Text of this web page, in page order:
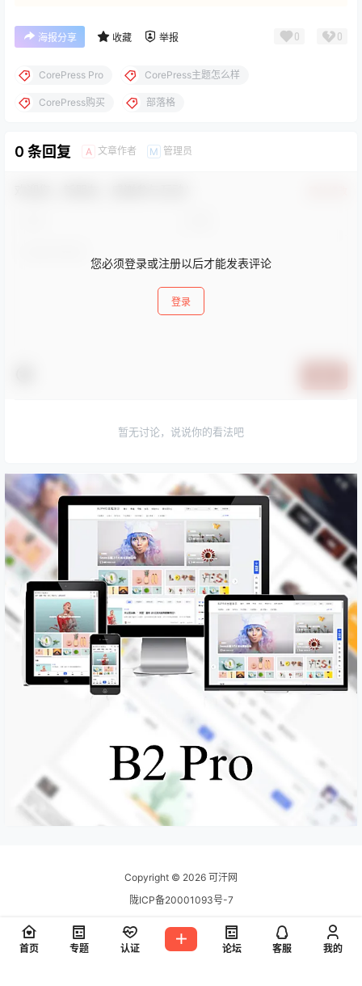
海报分享 收藏 举报 0 0
CorePress Pro CorePress主题怎么样
CorePress购买 部落格
0 条回复 A 文章作者 M 管理员
您必须登录或注册以后才能发表评论
登录
暂无讨论，说说你的看法吧
Copyright © 2026 可汗网
陇ICP备20001093号-7
首页 专题 认证 论坛 客服 我的